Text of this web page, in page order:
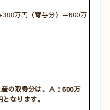
万円（寄与分）＝600万
の取得分は、Ａ：600万
なります。